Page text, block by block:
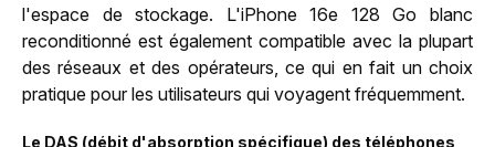
l'espace de stockage. L'iPhone 16e 128 Go blanc
reconditionné est également compatible avec la plupart
des réseaux et des opérateurs, ce qui en fait un choix
pratique pour les utilisateurs qui voyagent fréquemment.
Le DAS (débit d'absorption spécifique) des téléphones